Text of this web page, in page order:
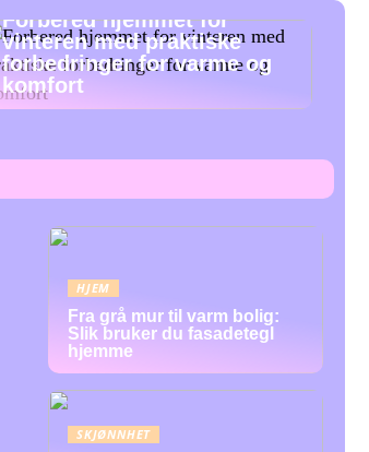
Forbered hjemmet for
vinteren med praktiske
forbedringer for varme og
komfort
HJEM
Fra grå mur til varm bolig:
Slik bruker du fasadetegl
hjemme
SKJØNNHET